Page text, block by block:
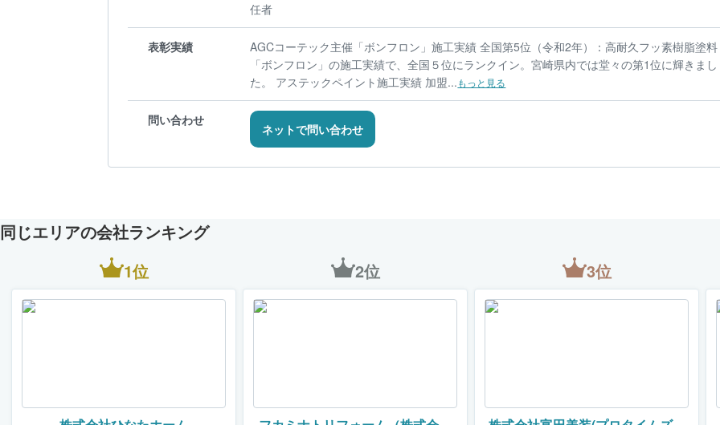
任者
表彰実績
AGCコーテック主催「ボンフロン」施工実績 全国第5位（令和2年）：高耐久フッ素樹脂塗料
「ボンフロン」の施工実績で、全国５位にランクイン。宮崎県内では堂々の第1位に輝きまし
た。 アステックペイント施工実績 加盟...もっと見る
問い合わせ
ネットで問い合わせ
同じエリアの会社ランキング
1位
2位 3位